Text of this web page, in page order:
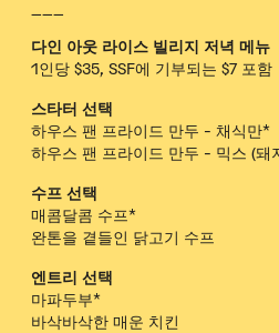
다인 아웃 라이스 빌리지 저녁 메뉴
1인당 $35, SSF에 기부되는 $7 포함
스타터 선택
하우스 팬 프라이드 만두 - 채식만*
하우스 팬 프라이드 만두 - 믹스 (돼
수프 선택
매콤달콤 수프*
완톤을 곁들인 닭고기 수프
엔트리 선택
마파두부*
바삭바삭한 매운 치킨